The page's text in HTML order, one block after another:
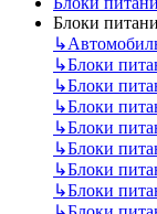
Блоки
↳
↳Блоки
↳Блоки
↳Блоки
↳Блоки
↳Блоки
↳Блоки
↳Блоки